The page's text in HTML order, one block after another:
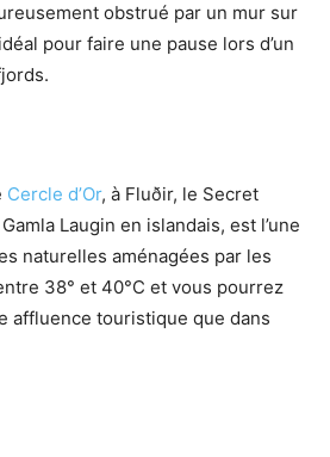
obstrué par un mur sur
pour faire une pause lors d’un
Cercle d’Or, à Fluðir, le Secret
Laugin en islandais, est l’une
naturelles aménagées par les
38° et 40°C et vous pourrez
affluence touristique que dans